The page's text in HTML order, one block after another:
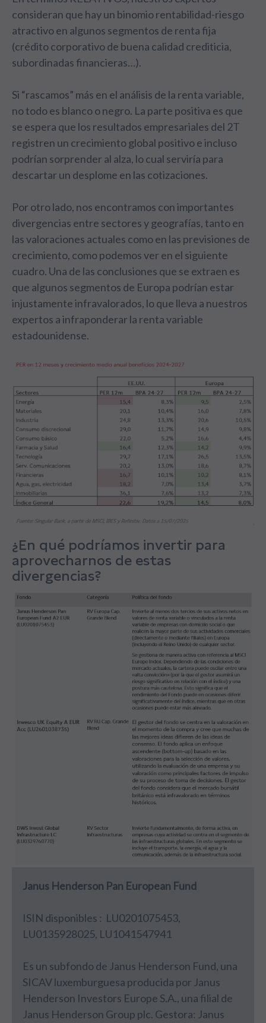
consideran que hay un binomio rentabilidad-riesgo
atractivo en algunos segmentos de renta fija
(crédito corporativo de buena calidad crediticia,
subordinadas financieras…).
Si “rascamos” más en el análisis de la renta variable,
no todo es blanco o negro. La parte positiva es que
se espera que los resultados empresariales del 2T
registren un crecimiento global positivo e incluso
podrían sorprender al alza, lo cual serviría para
descartar un desplome en las cotizaciones.
Por otro lado, nos encontramos con importantes
divergencias entre sectores y geografías, tanto en
las valoraciones actuales como en las previsiones de
crecimiento, como podemos ver en el siguiente
cuadro. Una de las conclusiones que se extraen es
que algunos segmentos de Europa podrían estar
injustamente infravalorados, lo que lleva a nuestros
expertos a infraponderar la renta variable
estadounidense.
¿En qué podríamos invertir para
aprovecharnos de estas
divergencias?
Janus Henderson Pan European Fund
ISIN disponibles : LU0201075453,
LU0135928025, LU1041547941
Es un subfondo de Janus Henderson Fund, una
SICAV luxemburguesa producida por Janus
Henderson Investors Europe S.A., una filial de
Janus Henderson Group plc. Gestora: Janus